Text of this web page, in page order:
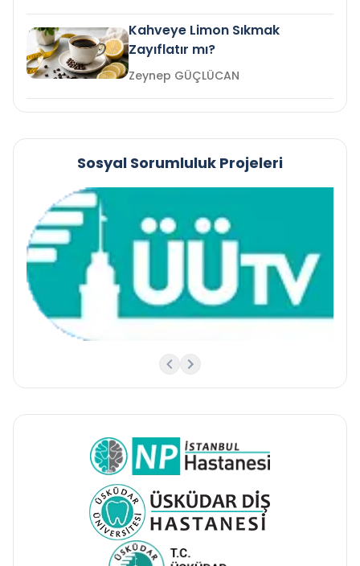
Kahveye Limon Sıkmak
Zayıflatır mı?
Zeynep GÜÇLÜCAN
Sosyal Sorumluluk Projeleri